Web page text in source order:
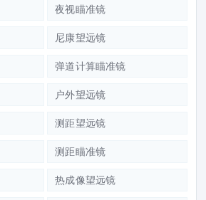
夜视瞄准镜
尼康望远镜
弹道计算瞄准镜
户外望远镜
测距望远镜
测距瞄准镜
热成像望远镜